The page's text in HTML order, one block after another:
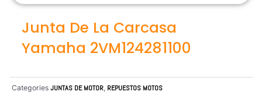
Junta De La Carcasa
Yamaha 2VM124281100
Categories JUNTAS DE MOTOR, REPUESTOS MOTOS